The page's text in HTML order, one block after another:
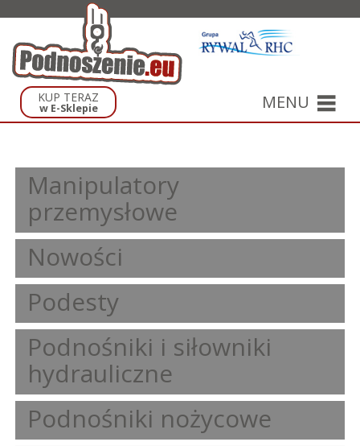
KUP TERAZ
w E-Sklepie MENU
Manipulatory
przemysłowe
Nowości
Podesty
Podnośniki i siłowniki
hydrauliczne
Podnośniki nożycowe